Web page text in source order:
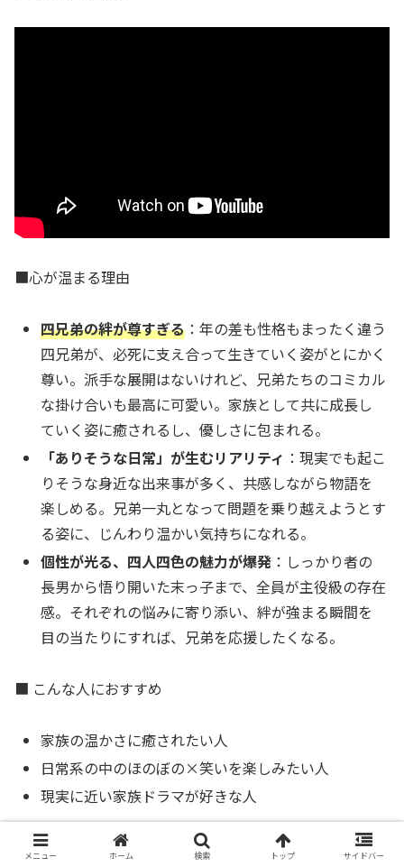
■心が温まる理由
四兄弟の絆が尊すぎる ：年の差も性格もまったく違う
四兄弟が、必死に支え合って生きていく姿がとにかく
尊い。派手な展開はないけれど、兄弟たちのコミカル
な掛け合いも最高に可愛い。家族として共に成長し
ていく姿に癒されるし、優しさに包まれる。
「ありそうな日常」が生むリアリティ ：現実でも起こ
りそうな身近な出来事が多く、共感しながら物語を
楽しめる。兄弟一丸となって問題を乗り越えようとす
る姿に、じんわり温かい気持ちになれる。
個性が光る、四人四色の魅力が爆発 ：しっかり者の
長男から悟り開いた末っ子まで、全員が主役級の存在
感。それぞれの悩みに寄り添い、絆が強まる瞬間を
目の当たりにすれば、兄弟を応援したくなる。
■ こんな人におすすめ
家族の温かさに癒されたい人
日常系の中のほのぼの×笑いを楽しみたい人
現実に近い家族ドラマが好きな人
■ ブログ主の独り言
メニュー ホーム 検索 トップ サイドバー